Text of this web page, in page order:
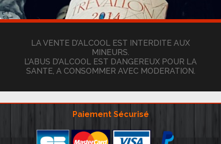
LA VENTE D’ALCOOL EST INTERDITE AUX
MINEURS.
L’ABUS D’ALCOOL EST DANGEREUX POUR LA
SANTE, A CONSOMMER AVEC MODERATION.
Paiement Sécurisé